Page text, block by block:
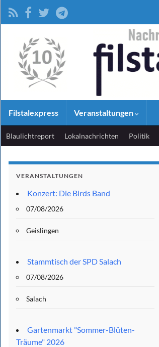
Filstalexpress Veranstaltungen
Blaulichtreport Lokalnachrichten Politik
VERANSTALTUNGEN
Konzert: Die Birds Band
07/08/2026
Geislingen
Stammtisch der SPD Salach
07/08/2026
Salach
Gartenmarkt "Sommer-Blüten-
Träume" 2026